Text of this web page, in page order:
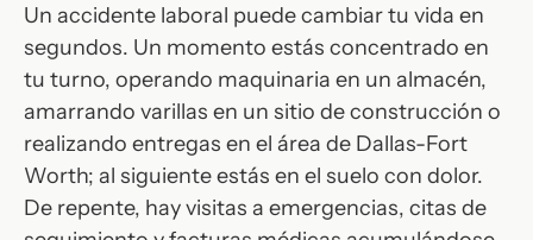
Un accidente laboral puede cambiar tu vida en
segundos. Un momento estás concentrado en
tu turno, operando maquinaria en un almacén,
amarrando varillas en un sitio de construcción o
realizando entregas en el área de Dallas-Fort
Worth; al siguiente estás en el suelo con dolor.
De repente, hay visitas a emergencias, citas de